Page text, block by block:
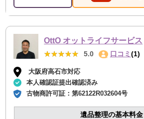
OttO オットライフサービス
★★★★★
★★★★★ 5.0 口コミ (1)
大阪府高石市対応
本人確認証提出確認済み
古物商許可証：第62122R032604号
遺品整理の基本料金